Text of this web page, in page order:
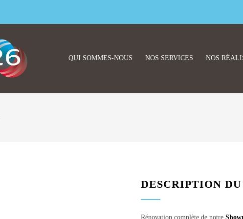
QUI SOMMES-NOUS NOS SERVICES NOS
DESCRIPTION
Rénovation complète de notre